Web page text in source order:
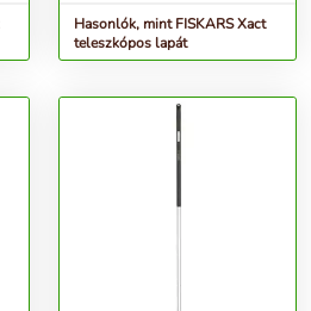
Hasonlók, mint FISKARS Xact
teleszkópos lapát